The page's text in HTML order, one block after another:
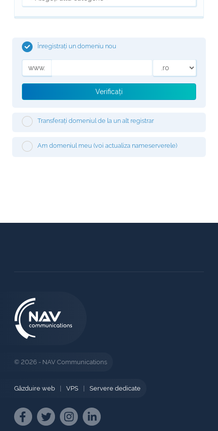
Înregistrați un domeniu nou
www.
Verificați
Transferați domeniul de la un alt registrar
Am domeniul meu (voi actualiza nameserverele)
© 2026 - NAV Communications
Găzduire web VPS Servere dedicate